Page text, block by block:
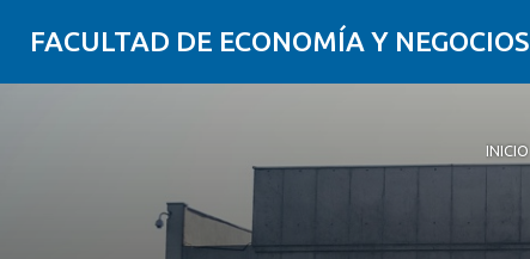
FACULTAD DE ECONOMÍA Y NEGOCIOS
INICIO